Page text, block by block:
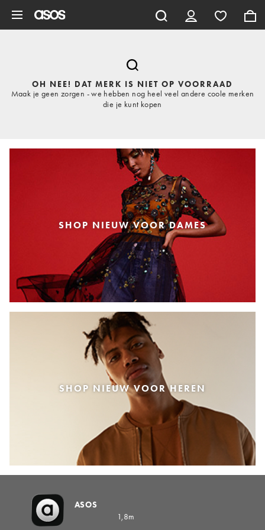
OH NEE! DAT MERK IS NIET OP VOORRAAD
Maak je geen zorgen - we hebben nog heel veel andere coole merken
die je kunt kopen
SHOP NIEUW VOOR DAMES
SHOP NIEUW VOOR HEREN
ASOS
1,8m